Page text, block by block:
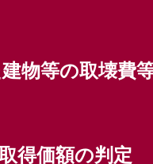
物等の取壊費
得価額の判定